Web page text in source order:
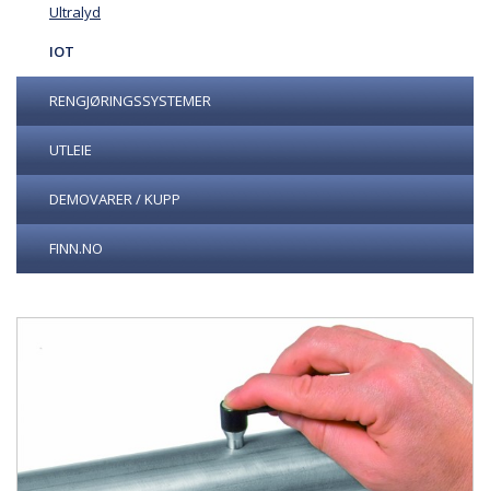
Ultralyd
IOT
RENGJØRINGSSYSTEMER
UTLEIE
DEMOVARER / KUPP
FINN.NO